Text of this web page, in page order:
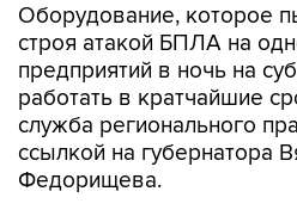
Оборудование, которое
строя атакой БПЛА на
предприятий в ночь на
работать в кратчайшие
служба регионального
ссылкой на губернатора
Федорищева.